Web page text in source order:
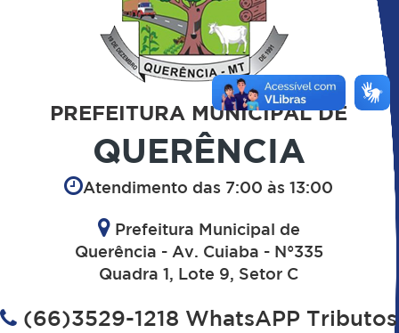
PREFEITURA MUNICIPAL DE
QUERÊNCIA
Atendimento das 7:00 às 13:00
Prefeitura Municipal de
Querência - Av. Cuiaba - N°335
Quadra 1, Lote 9, Setor C
(66)3529-1218 WhatsAPP Tributos